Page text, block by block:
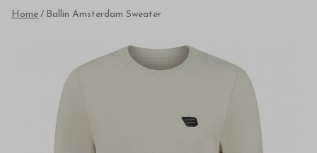
kinderkleding
hoge
Home Ballin Amsterdam Sweater